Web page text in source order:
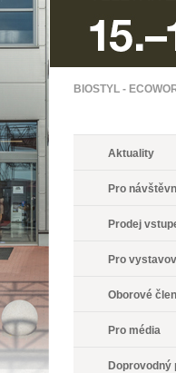
BIOSTYL -
Aktuality
Pro
Prodej
Pro
Oborové
Pro média
Doprovodný